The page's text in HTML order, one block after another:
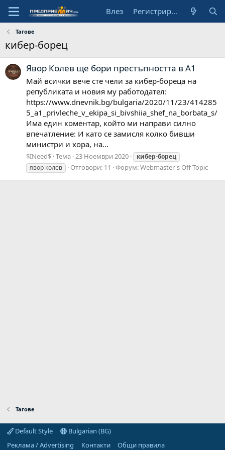
Влез Регистрирай се
Тагове
кибер-борец
Явор Колев ще бори престъпността в А1
Май всички вече сте чели за кибер-бореца на
републиката и новия му работодател:
https://www.dnevnik.bg/bulgaria/2020/11/23/414285
5_a1_privleche_v_ekipa_si_bivshiia_shef_na_borbata_s/
Има един коментар, който ми направи силно
впечатление: И като се замисля колко бивши
министри и хора, на...
$INeed$ Тема 23 Ноември 2020
кибер-борец
явор колев
Отговори: 11 Форум:Webmaster's Off Topic
Тагове
Default Style
Bulgarian (BG)
Реклама / Advertising
Контакти
Общи правила